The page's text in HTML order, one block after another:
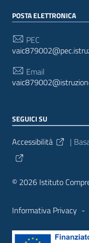
POSTA ELETTRONICA
PEC
Email
SEGUICI SU
Sezione Link
Accessibilità |
© 2026 Istituto
Informativa Privacy -